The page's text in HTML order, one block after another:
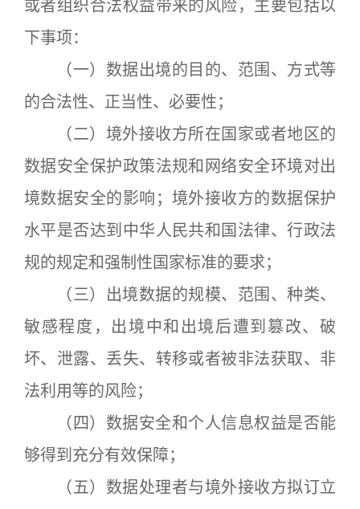
或者组织合法权益带来的风险，主要包括以
下事项：
（一）数据出境的目的、范围、方式等
的合法性、正当性、必要性；
（二）境外接收方所在国家或者地区的
数据安全保护政策法规和网络安全环境对出
境数据安全的影响；境外接收方的数据保护
水平是否达到中华人民共和国法律、行政法
规的规定和强制性国家标准的要求；
（三）出境数据的规模、范围、种类、
敏感程度，出境中和出境后遭到篡改、破
坏、泄露、丢失、转移或者被非法获取、非
法利用等的风险；
（四）数据安全和个人信息权益是否能
够得到充分有效保障；
（五）数据处理者与境外接收方拟订立